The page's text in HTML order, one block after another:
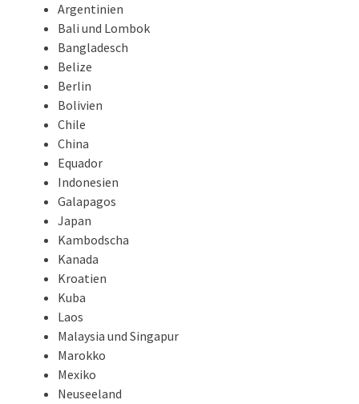
Argentinien
Bali und Lombok
Bangladesch
Belize
Berlin
Bolivien
Chile
China
Equador
Indonesien
Galapagos
Japan
Kambodscha
Kanada
Kroatien
Kuba
Laos
Malaysia und Singapur
Marokko
Mexiko
Neuseeland